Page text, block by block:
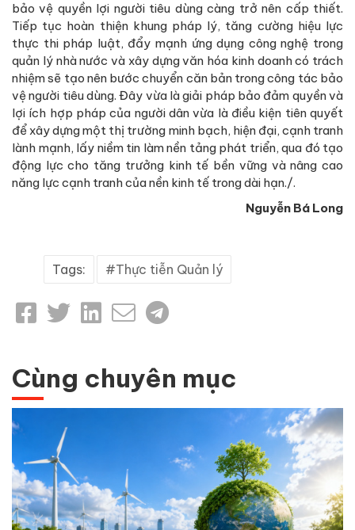
bảo vệ quyền lợi người tiêu dùng càng trở nên cấp thiết.
Tiếp tục hoàn thiện khung pháp lý, tăng cường hiệu lực
thực thi pháp luật, đẩy mạnh ứng dụng công nghệ trong
quản lý nhà nước và xây dựng văn hóa kinh doanh có trách
nhiệm sẽ tạo nên bước chuyển căn bản trong công tác bảo
vệ người tiêu dùng. Đây vừa là giải pháp bảo đảm quyền và
lợi ích hợp pháp của người dân vừa là điều kiện tiên quyết
để xây dựng một thị trường minh bạch, hiện đại, cạnh tranh
lành mạnh, lấy niềm tin làm nền tảng phát triển, qua đó tạo
động lực cho tăng trưởng kinh tế bền vững và nâng cao
năng lực cạnh tranh của nền kinh tế trong dài hạn./.
Nguyễn Bá Long
Tags: Thực tiễn Quản lý
Cùng chuyên mục